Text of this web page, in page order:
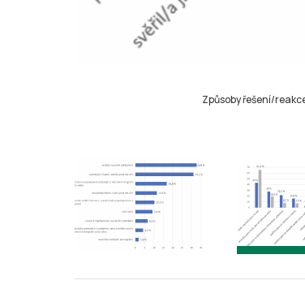
Způsoby řešení/